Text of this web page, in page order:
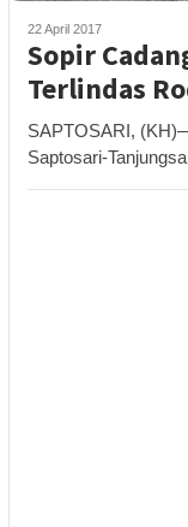
22 April 2017
Sopir
Terlindas
SAPTOSARI,
Saptosari-